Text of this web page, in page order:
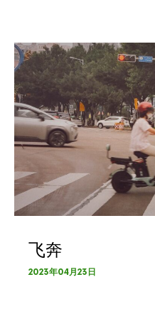
飞奔
2023年04月23日